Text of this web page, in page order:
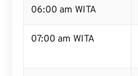
06:00 am WITA
07:00 am WITA